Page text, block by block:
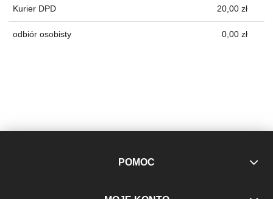
Kurier DPD 20,00 zł
odbiór osobisty 0,00 zł
POMOC